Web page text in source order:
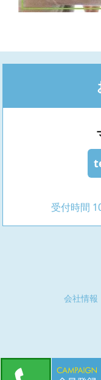
受付時間
会社情報